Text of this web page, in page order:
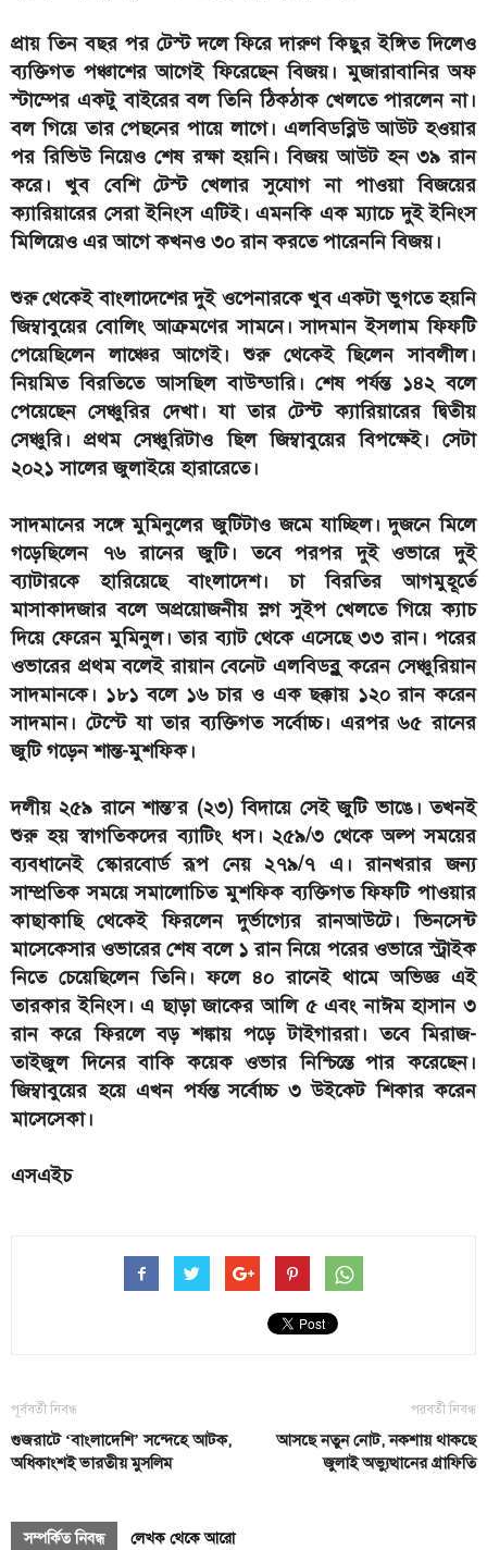
প্রায় তিন বছর পর টেস্ট দলে ফিরে দারুণ কিছুর ইঙ্গিত দিলেও
ব্যক্তিগত পঞ্চাশের আগেই ফিরেছেন বিজয়। মুজারাবানির অফ
স্টাম্পের একটু বাইরের বল তিনি ঠিকঠাক খেলতে পারলেন না।
বল গিয়ে তার পেছনের পায়ে লাগে। এলবিডব্লিউ আউট হওয়ার
পর রিভিউ নিয়েও শেষ রক্ষা হয়নি। বিজয় আউট হন ৩৯ রান
করে। খুব বেশি টেস্ট খেলার সুযোগ না পাওয়া বিজয়ের
ক্যারিয়ারের সেরা ইনিংস এটিই। এমনকি এক ম্যাচে দুই ইনিংস
মিলিয়েও এর আগে কখনও ৩০ রান করতে পারেননি বিজয়।
শুরু থেকেই বাংলাদেশের দুই ওপেনারকে খুব একটা ভুগতে হয়নি
জিম্বাবুয়ের বোলিং আক্রমণের সামনে। সাদমান ইসলাম ফিফটি
পেয়েছিলেন লাঞ্চের আগেই। শুরু থেকেই ছিলেন সাবলীল।
নিয়মিত বিরতিতে আসছিল বাউন্ডারি। শেষ পর্যন্ত ১৪২ বলে
পেয়েছেন সেঞ্চুরির দেখা। যা তার টেস্ট ক্যারিয়ারের দ্বিতীয়
সেঞ্চুরি। প্রথম সেঞ্চুরিটাও ছিল জিম্বাবুয়ের বিপক্ষেই। সেটা
২০২১ সালের জুলাইয়ে হারারেতে।
সাদমানের সঙ্গে মুমিনুলের জুটিটাও জমে যাচ্ছিল। দুজনে মিলে
গড়েছিলেন ৭৬ রানের জুটি। তবে পরপর দুই ওভারে দুই
ব্যাটারকে হারিয়েছে বাংলাদেশ। চা বিরতির আগমুহূর্তে
মাসাকাদজার বলে অপ্রয়োজনীয় স্লগ সুইপ খেলতে গিয়ে ক্যাচ
দিয়ে ফেরেন মুমিনুল। তার ব্যাট থেকে এসেছে ৩৩ রান। পরের
ওভারের প্রথম বলেই রায়ান বেনেট এলবিডব্লু করেন সেঞ্চুরিয়ান
সাদমানকে। ১৮১ বলে ১৬ চার ও এক ছক্কায় ১২০ রান করেন
সাদমান। টেস্টে যা তার ব্যক্তিগত সর্বোচ্চ। এরপর ৬৫ রানের
জুটি গড়েন শান্ত-মুশফিক।
দলীয় ২৫৯ রানে শান্ত’র (২৩) বিদায়ে সেই জুটি ভাঙে। তখনই
শুরু হয় স্বাগতিকদের ব্যাটিং ধস। ২৫৯/৩ থেকে অল্প সময়ের
ব্যবধানেই স্কোরবোর্ড রূপ নেয় ২৭৯/৭ এ। রানখরার জন্য
সাম্প্রতিক সময়ে সমালোচিত মুশফিক ব্যক্তিগত ফিফটি পাওয়ার
কাছাকাছি থেকেই ফিরলেন দুর্ভাগ্যের রানআউটে। ভিনসেন্ট
মাসেকেসার ওভারের শেষ বলে ১ রান নিয়ে পরের ওভারে স্ট্রাইক
নিতে চেয়েছিলেন তিনি। ফলে ৪০ রানেই থামে অভিজ্ঞ এই
তারকার ইনিংস। এ ছাড়া জাকের আলি ৫ এবং নাঈম হাসান ৩
রান করে ফিরলে বড় শঙ্কায় পড়ে টাইগাররা। তবে মিরাজ-
তাইজুল দিনের বাকি কয়েক ওভার নিশ্চিন্তে পার করেছেন।
জিম্বাবুয়ের হয়ে এখন পর্যন্ত সর্বোচ্চ ৩ উইকেট শিকার করেন
মাসেসেকা।
এসএইচ
পূর্ববর্তী নিবন্ধ
গুজরাটে ‘বাংলাদেশি’ সন্দেহে আটক,
অধিকাংশই ভারতীয় মুসলিম
পরবর্তী নিবন্ধ
আসছে নতুন নোট, নকশায় থাকছে
জুলাই অভ্যুত্থানের গ্রাফিতি
সম্পর্কিত নিবন্ধ লেখক থেকে আরো